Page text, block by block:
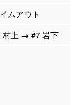
ムアウト
村上 → #7 岩下